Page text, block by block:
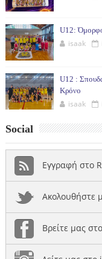
U12:
isaak
U12 :
Κρόνο
isaak
Social
Εγγραφή στο
Ακολουθήστε
Βρείτε μας